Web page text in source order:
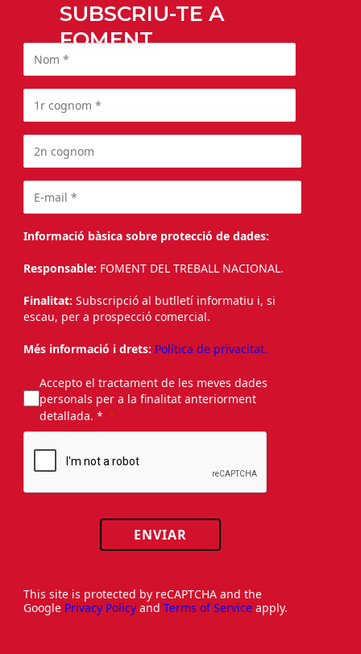
SUBSCRIU-TE A
FOMENT
Informació bàsica sobre protecció de dades:
Responsable: FOMENT DEL TREBALL NACIONAL.
Finalitat: Subscripció al butlletí informatiu i, si
escau, per a prospecció comercial.
Més informació i drets: Política de privacitat.
Accepto el tractament de les meves dades
personals per a la finalitat anteriorment
detallada. *
ENVIAR
This site is protected by reCAPTCHA and the
Google Privacy Policy and Terms of Service apply.